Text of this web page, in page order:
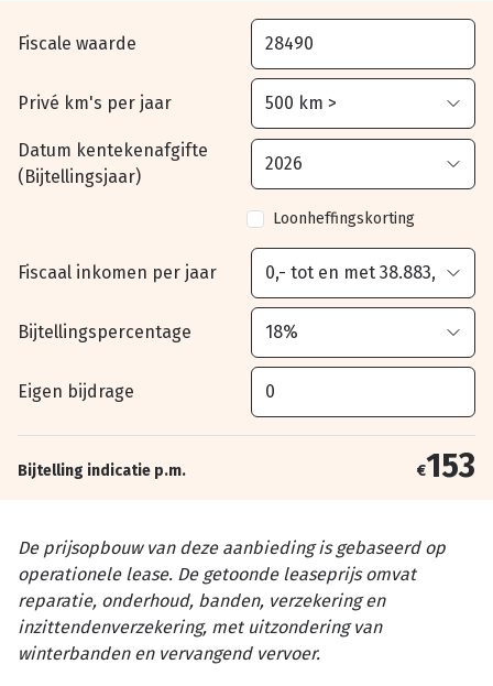
Fiscale waarde
Privé km's per jaar
Datum kentekenafgifte
(Bijtellingsjaar)
Loonheffingskorting
Fiscaal inkomen per jaar
Bijtellingspercentage
Eigen bijdrage
Bijtelling indicatie p.m. €153
De prijsopbouw van deze aanbieding is gebaseerd op
operationele lease. De getoonde leaseprijs omvat
reparatie, onderhoud, banden, verzekering en
inzittendenverzekering, met uitzondering van
winterbanden en vervangend vervoer.